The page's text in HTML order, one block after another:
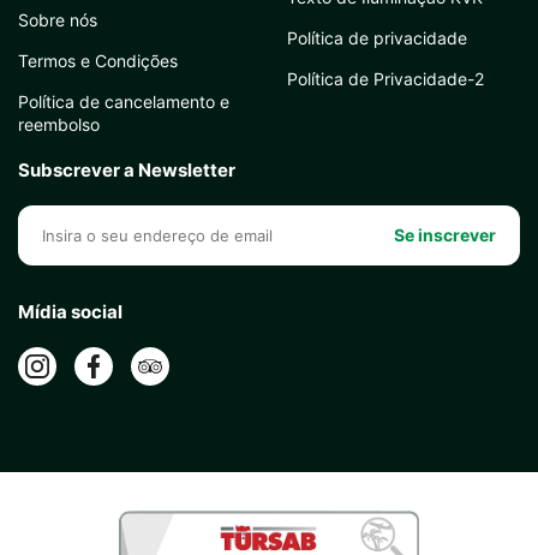
Sobre nós
Termos e Condições
Política de cancelamento e
reembolso
Política de privacidade
Política de Privacidade-2
Subscrever a Newsletter
Se inscrever
Mídia social